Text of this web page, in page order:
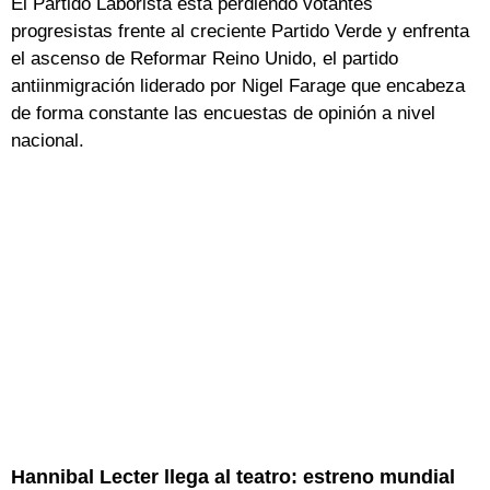
progresistas frente al creciente Partido Verde y enfrenta
el ascenso de Reformar Reino Unido, el partido
antiinmigración liderado por Nigel Farage que encabeza
de forma constante las encuestas de opinión a nivel
nacional.
Hannibal Lecter llega al teatro: estreno mundial